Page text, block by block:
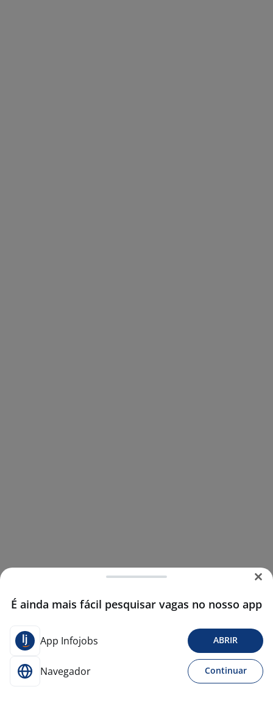
É ainda mais fácil pesquisar vagas no nosso app
App Infojobs ABRIR
Navegador Continuar